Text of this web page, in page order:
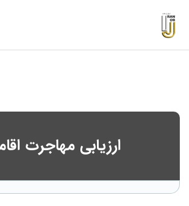
محتوا
ارزیابی مهاجرت